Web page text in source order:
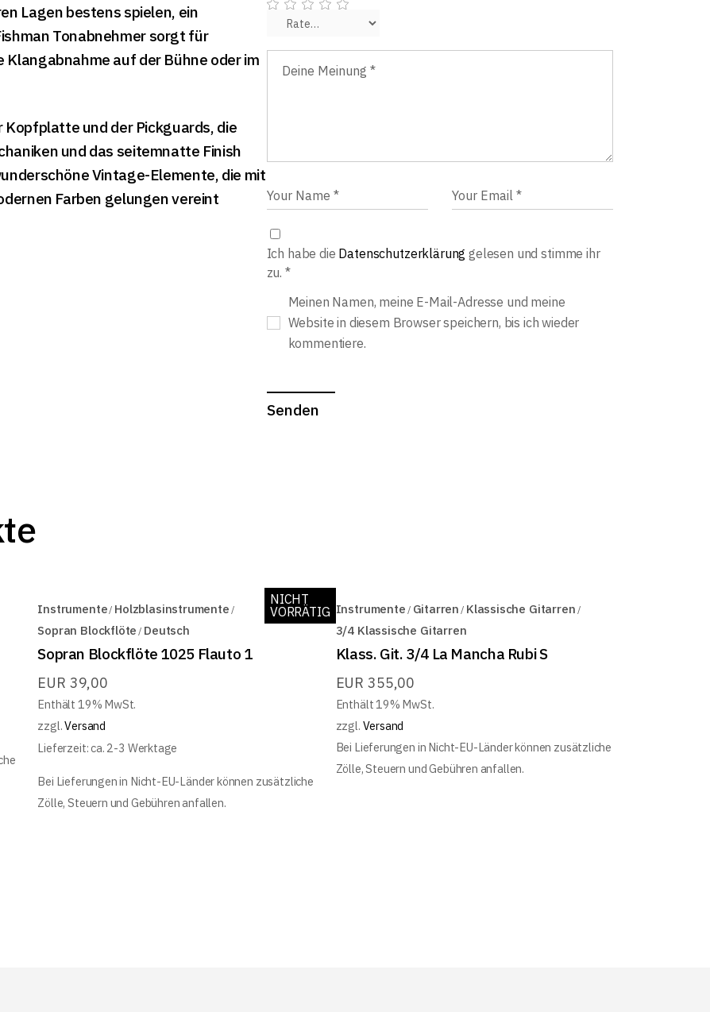
Lagen bestens spielen, ein
Tonabnehmer sorgt für
Klangabnahme auf der Bühne oder im
Kopfplatte und der Pickguards, die
und das seitemnatte Finish
Vintage-Elemente, die mit
Farben gelungen vereint
Ich habe die Datenschutzerklärung gelesen und stimme ihr
zu. *
Meinen Namen, meine E-Mail-Adresse und meine
Website in diesem Browser speichern, bis ich wieder
kommentiere.
Senden
Instrumente Holzblasinstrumente
Sopran Blockflöte Deutsch
Sopran Blockflöte 1025 Flauto 1
EUR 39,00
Enthält 19% MwSt.
zzgl.Versand
Lieferzeit: ca. 2-3 Werktage
Bei Lieferungen in Nicht-EU-Länder können zusätzliche
Zölle, Steuern und Gebühren anfallen.
NICHT
VORRÄTIG Instrumente Gitarren Klassische Gitarren
3/4 Klassische Gitarren
Klass. Git. 3/4 La Mancha Rubi S
EUR 355,00
Enthält 19% MwSt.
zzgl. Versand
Bei Lieferungen in Nicht-EU-Länder können zusätzliche
Zölle, Steuern und Gebühren anfallen.